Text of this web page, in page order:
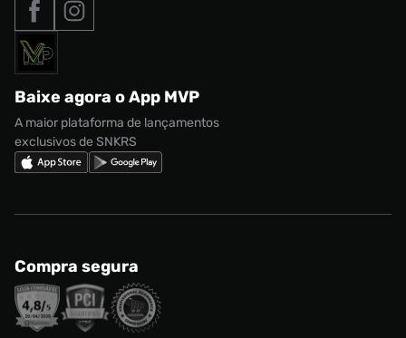
Roupas
Acessórios
Marcas
adidas Adi2000
adidas Campus
Nike Shox
Termos de uso
Política de privacidade
Regulamento CRM/ CASHBACK
Regulamento Cupom
Formas de Pagamento
Solicite seus dados
Baixe agora o App MVP
A maior plataforma de lançamentos
exclusivos de SNKRS
Compra segura